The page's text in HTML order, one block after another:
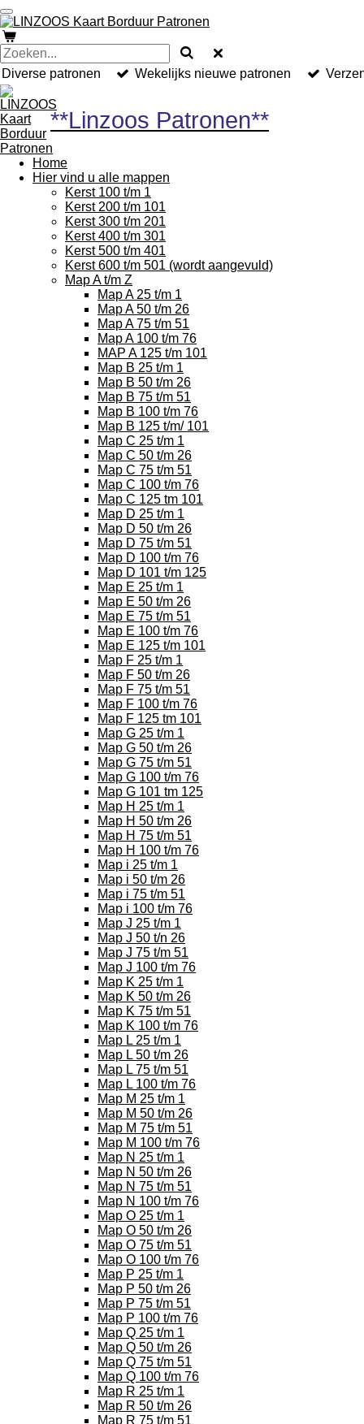
Ga
direct
naar
de
hoofdinhoud
Diverse patronen Wekelijks nieuwe patronen
**Linzoos Patronen**
Home
Hier vind u alle mappen
Kerst 100 t/m 1
Kerst 200 t/m 101
Kerst 300 t/m 201
Kerst 400 t/m 301
Kerst 500 t/m 401
Kerst 600 t/m 501 (wordt aangevuld)
Map A t/m Z
Map A 25 t/m 1
Map A 50 t/m 26
Map A 75 t/m 51
Map A 100 t/m 76
MAP A 125 t/m 101
Map B 25 t/m 1
Map B 50 t/m 26
Map B 75 t/m 51
Map B 100 t/m 76
Map B 125 t/m/ 101
Map C 25 t/m 1
Map C 50 t/m 26
Map C 75 t/m 51
Map C 100 t/m 76
Map C 125 tm 101
Map D 25 t/m 1
Map D 50 t/m 26
Map D 75 t/m 51
Map D 100 t/m 76
Map D 101 t/m 125
Map E 25 t/m 1
Map E 50 t/m 26
Map E 75 t/m 51
Map E 100 t/m 76
Map E 125 t/m 101
Map F 25 t/m 1
Map F 50 t/m 26
Map F 75 t/m 51
Map F 100 t/m 76
Map F 125 tm 101
Map G 25 t/m 1
Map G 50 t/m 26
Map G 75 t/m 51
Map G 100 t/m 76
Map G 101 tm 125
Map H 25 t/m 1
Map H 50 t/m 26
Map H 75 t/m 51
Map H 100 t/m 76
Map i 25 t/m 1
Map i 50 t/m 26
Map i 75 t/m 51
Map i 100 t/m 76
Map J 25 t/m 1
Map J 50 t/n 26
Map J 75 t/m 51
Map J 100 t/m 76
Map K 25 t/m 1
Map K 50 t/m 26
Map K 75 t/m 51
Map K 100 t/m 76
Map L 25 t/m 1
Map L 50 t/m 26
Map L 75 t/m 51
Map L 100 t/m 76
Map M 25 t/m 1
Map M 50 t/m 26
Map M 75 t/m 51
Map M 100 t/m 76
Map N 25 t/m 1
Map N 50 t/m 26
Map N 75 t/m 51
Map N 100 t/m 76
Map O 25 t/m 1
Map O 50 t/m 26
Map O 75 t/m 51
Map O 100 t/m 76
Map P 25 t/m 1
Map P 50 t/m 26
Map P 75 t/m 51
Map P 100 t/m 76
Map Q 25 t/m 1
Map Q 50 t/m 26
Map Q 75 t/m 51
Map Q 100 t/m 76
Map R 25 t/m 1
Map R 50 t/m 26
Map R 75 t/m 51